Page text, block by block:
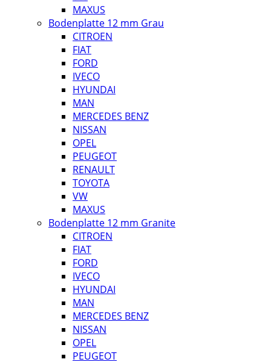
MAXUS
Bodenplatte 12 mm Grau
CITROEN
FIAT
FORD
IVECO
HYUNDAI
MAN
MERCEDES BENZ
NISSAN
OPEL
PEUGEOT
RENAULT
TOYOTA
VW
MAXUS
Bodenplatte 12 mm Granite
CITROEN
FIAT
FORD
IVECO
HYUNDAI
MAN
MERCEDES BENZ
NISSAN
OPEL
PEUGEOT